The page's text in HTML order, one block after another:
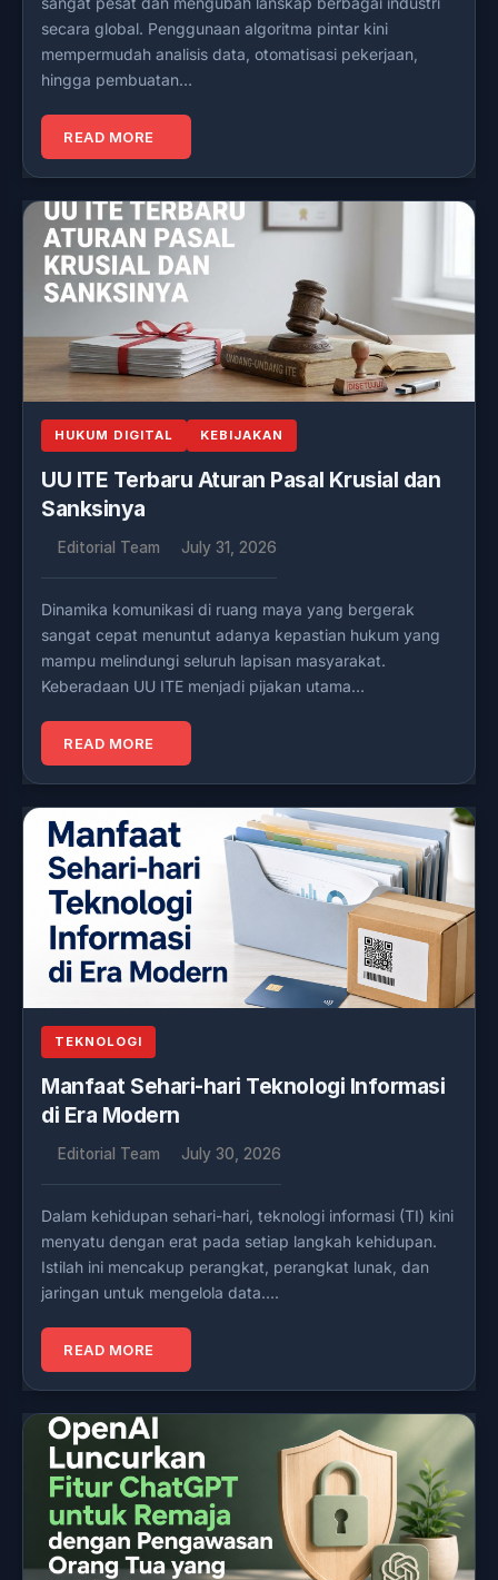
secara global. Penggunaan algoritma pintar kini
mempermudah analisis data, otomatisasi pekerjaan,
hingga pembuatan…
READ MORE
HUKUM DIGITAL KEBIJAKAN
UU ITE Terbaru Aturan Pasal Krusial dan
Sanksinya
Editorial Team July 31, 2026
Dinamika komunikasi di ruang maya yang bergerak
sangat cepat menuntut adanya kepastian hukum yang
mampu melindungi seluruh lapisan masyarakat.
Keberadaan UU ITE menjadi pijakan utama…
READ MORE
TEKNOLOGI
Manfaat Sehari-hari Teknologi Informasi
di Era Modern
Editorial Team July 30, 2026
Dalam kehidupan sehari-hari, teknologi informasi (TI) kini
menyatu dengan erat pada setiap langkah kehidupan.
Istilah ini mencakup perangkat, perangkat lunak, dan
jaringan untuk mengelola data….
READ MORE